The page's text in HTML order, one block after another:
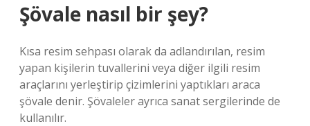
Şövale nasıl bir şey?
Kısa resim sehpası olarak da adlandırılan, resim
yapan kişilerin tuvallerini veya diğer ilgili resim
araçlarını yerleştirip çizimlerini yaptıkları araca
şövale denir. Şövaleler ayrıca sanat sergilerinde de
kullanılır.